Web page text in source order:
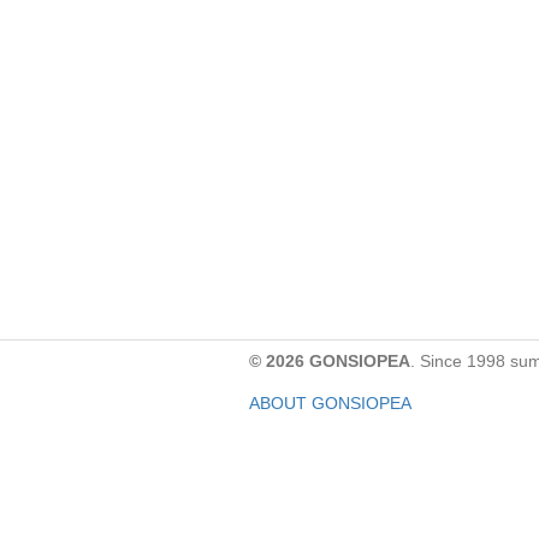
© 2026 GONSIOPEA . Since 1998
ABOUT GONSIOPEA